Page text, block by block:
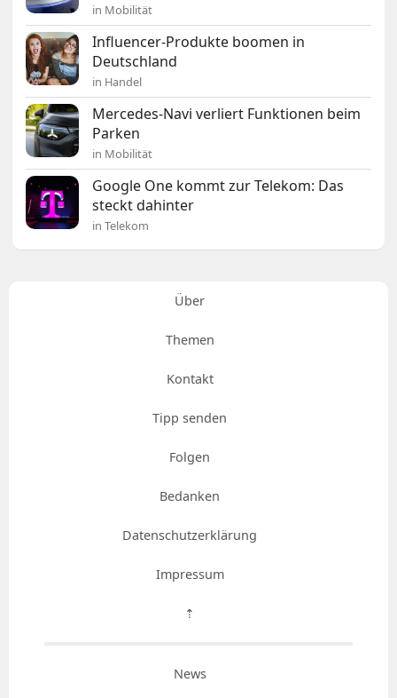
in Mobilität
Influencer-Produkte boomen in
Deutschland
in Handel
Mercedes-Navi verliert Funktionen beim
Parken
in Mobilität
Google One kommt zur Telekom: Das
steckt dahinter
in Telekom
Über
Themen
Kontakt
Tipp senden
Folgen
Bedanken
Datenschutzerklärung
Impressum
⇡
News